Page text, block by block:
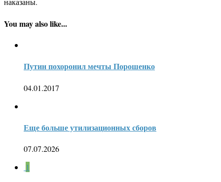
You may also like...
Путин похоронил мечты Порошенко
04.01.2017
Еще больше утилизационных сборов
07.07.2026
1